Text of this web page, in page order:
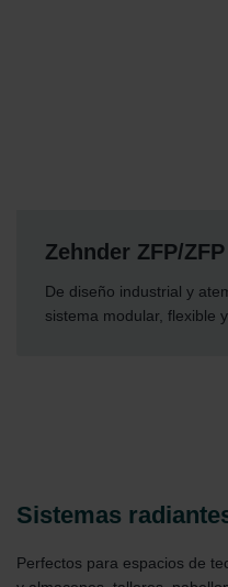
Zehnder Group Schweiz
danych Zehnder
Zehnder Group UK
Zehnder ZFP/
De diseño industrial y
sistema modular, flexible
Sistemas
Perfectos para espacios de